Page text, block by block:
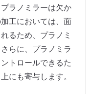
ラノミラーは欠か
工においては、面
るため、プラノミ
らに、プラノミラ
トロールできるた
にも寄与します。